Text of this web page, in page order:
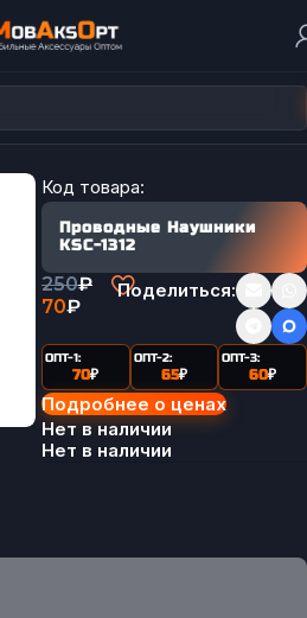
Код товара:
Проводные Наушники
KSC-1312
250₽
70₽
Поделиться:
ОПТ-1:
70₽
ОПТ-2:
65₽
ОПТ-3:
60₽
Подробнее о ценах
Нет в наличии
Нет в наличии